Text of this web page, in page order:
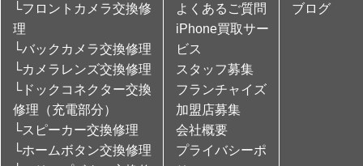
└フロントカメラ交換修
理
└バックカメラ交換修理
└カメラレンズ交換修理
└ドックコネクター交換
修理（充電部分）
└スピーカー交換修理
└ホームボタン交換修理
よくあるご質問
iPhone買取サー
ビス
スタッフ募集
フランチャイズ
加盟店募集
会社概要
プライバシーポ
ブログ